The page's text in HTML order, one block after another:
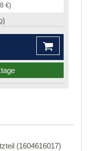
€)
(1604616017)